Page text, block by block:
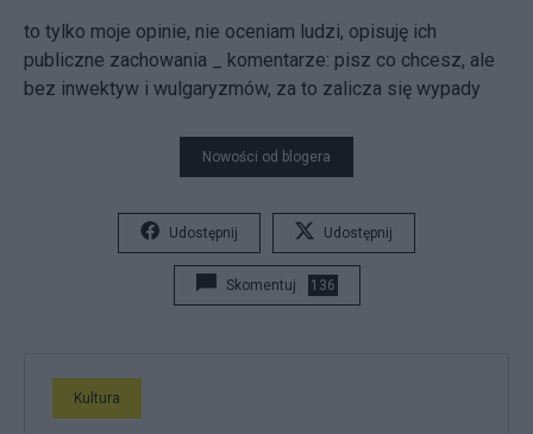
to tylko moje opinie, nie oceniam ludzi, opisuję ich
publiczne zachowania _ komentarze: pisz co chcesz, ale
bez inwektyw i wulgaryzmów, za to zalicza się wypady
Nowości od blogera
Udostępnij Udostępnij
Skomentuj 136
Kultura